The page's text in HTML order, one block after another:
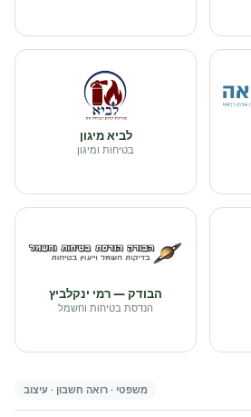
לביא מיגון
בטיחות ומיגון
הבודק — רמי ינקלביץ
הנדסת בטיחות וחשמל
משפטי · רואה חשבון · עיצוב